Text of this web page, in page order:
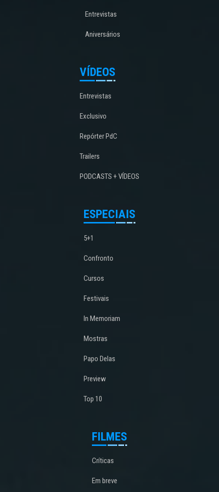
Entrevistas
Aniversários
VÍDEOS
Entrevistas
Exclusivo
Repórter PdC
Trailers
PODCASTS + VÍDEOS
ESPECIAIS
5+1
Confronto
Cursos
Festivais
In Memoriam
Mostras
Papo Delas
Preview
Top 10
FILMES
Críticas
Em breve